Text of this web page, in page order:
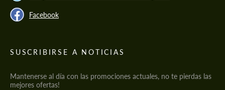
Facebook
SUSCRIBIRSE A NOTICIAS
Mantenerse al día con las promociones actuales, no te pierdas las
mejores ofertas!